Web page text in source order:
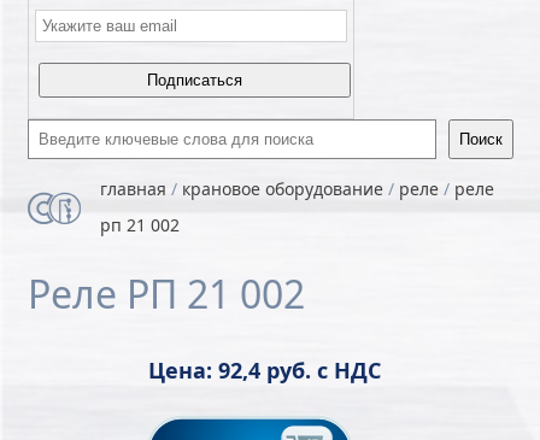
Email*
Введите ключевые слова для поиска
главная / крановое оборудование/ реле/ реле
рп 21 002
Реле РП 21 002
Цена: 92,4 руб. с НДС